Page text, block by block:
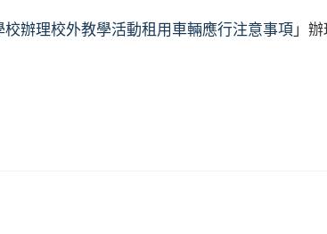
校辦理校外教學活動租用車輛應行注意事項」辦